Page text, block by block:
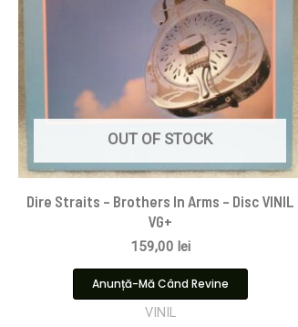
OUT OF STOCK
Dire Straits ‎– Brothers In Arms – Disc VINIL
VG+
159,00 lei
Anunță-Mă Când Revine
VINIL